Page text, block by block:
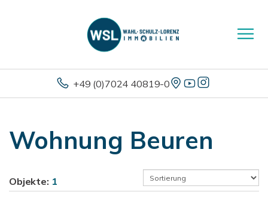
+49 (0)7024 40819-0
Wohnung Beuren
Objekte: 1